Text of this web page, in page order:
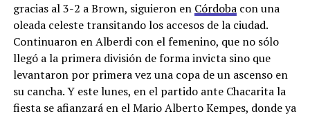
gracias al 3-2 a Brown, siguieron en Córdobacon una
oleada celeste transitando los accesos de la ciudad.
Continuaron en Alberdi con el femenino, que no sólo
llegó a la primera división de forma invicta sino que
levantaron por primera vez una copa de un ascenso en
su cancha. Y este lunes, en el partido ante Chacarita la
fiesta se afianzará en el Mario Alberto Kempes, donde ya